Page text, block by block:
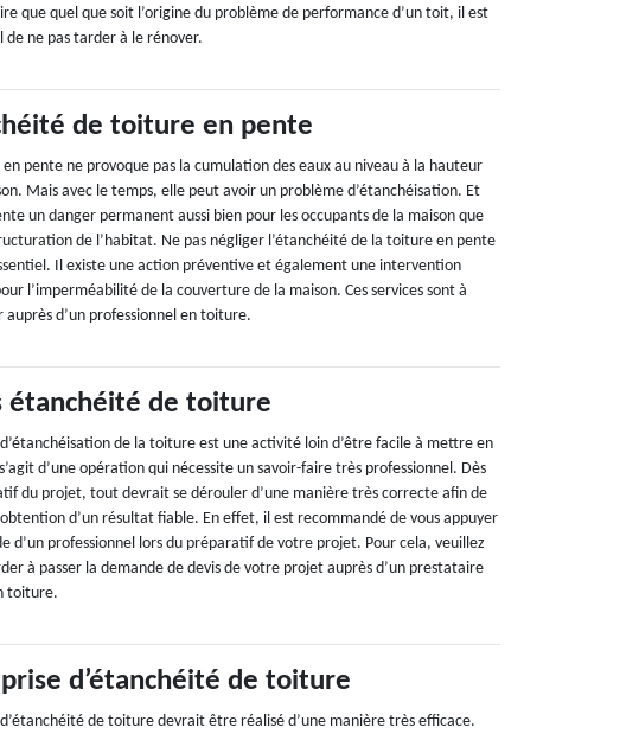
que quel que soit l’origine du problème de performance d’un toit, il est
de ne pas tarder à le rénover.
de toiture en pente
pente ne provoque pas la cumulation des eaux au niveau à la hauteur
Mais avec le temps, elle peut avoir un problème d’étanchéisation. Et
un danger permanent aussi bien pour les occupants de la maison que
de l’habitat. Ne pas négliger l’étanchéité de la toiture en pente
Il existe une action préventive et également une intervention
l’imperméabilité de la couverture de la maison. Ces services sont à
auprès d’un professionnel en toiture.
étanchéité de toiture
de la toiture est une activité loin d’être facile à mettre en
d’une opération qui nécessite un savoir-faire très professionnel. Dès
du projet, tout devrait se dérouler d’une manière très correcte afin de
d’un résultat fiable. En effet, il est recommandé de vous appuyer
d’un professionnel lors du préparatif de votre projet. Pour cela, veuillez
à passer la demande de devis de votre projet auprès d’un prestataire
toiture.
d’étanchéité de toiture
de toiture devrait être réalisé d’une manière très efficace.